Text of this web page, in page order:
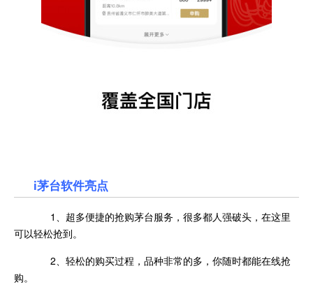
i茅台软件亮点
1、超多便捷的抢购茅台服务，很多都人强破头，在这里
可以轻松抢到。
2、轻松的购买过程，品种非常的多，你随时都能在线抢
购。